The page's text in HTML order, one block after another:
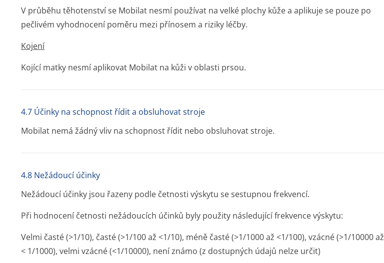
V průběhu těhotenství se Mobilat nesmí používat na velké plochy kůže a aplikuje se pouze po
pečlivém vyhodnocení poměru mezi přínosem a riziky léčby.
Kojení
Kojící matky nesmí aplikovat Mobilat na kůži v oblasti prsou.
4.7 Účinky na schopnost řídit a obsluhovat stroje
Mobilat nemá žádný vliv na schopnost řídit nebo obsluhovat stroje.
4.8 Nežádoucí účinky
Nežádoucí účinky jsou řazeny podle četnosti výskytu se sestupnou frekvencí.
Při hodnocení četnosti nežádoucích účinků byly použity následující frekvence výskytu:
Velmi časté (>1/10), časté (>1/100 až <1/10), méně časté (>1/1000 až <1/100), vzácné (>1/10000 až
< 1/1000), velmi vzácné (<1/10000), není známo (z dostupných údajů nelze určit)